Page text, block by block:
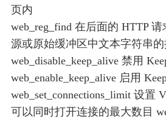
页内
web_reg_find 在后面的 HTTP
源或原始缓冲区中文本字符串
web_disable_keep_alive 禁用
web_enable_keep_alive 启用
web_set_connections_limit 设置
可以同时打开连接的最大数目